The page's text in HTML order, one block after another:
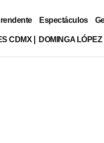
Espectáculos
CDMX DOMINGA